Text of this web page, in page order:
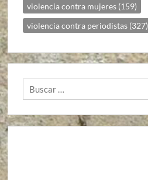
violencia contra mujeres (159)
violencia contra periodistas (327)